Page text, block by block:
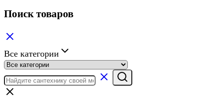
Поиск товаров
Все категории